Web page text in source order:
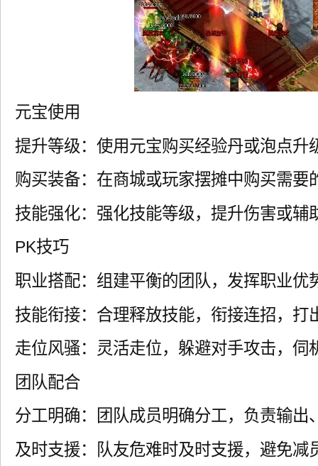
元宝使用
提升等级：使用元宝购买经验丹或泡点升
购买装备：在商城或玩家摆摊中购买需要
技能强化：强化技能等级，提升伤害或辅
PK技巧
职业搭配：组建平衡的团队，发挥职业优
技能衔接：合理释放技能，衔接连招，打
走位风骚：灵活走位，躲避对手攻击，伺
团队配合
分工明确：团队成员明确分工，负责输出
及时支援：队友危难时及时支援，避免减